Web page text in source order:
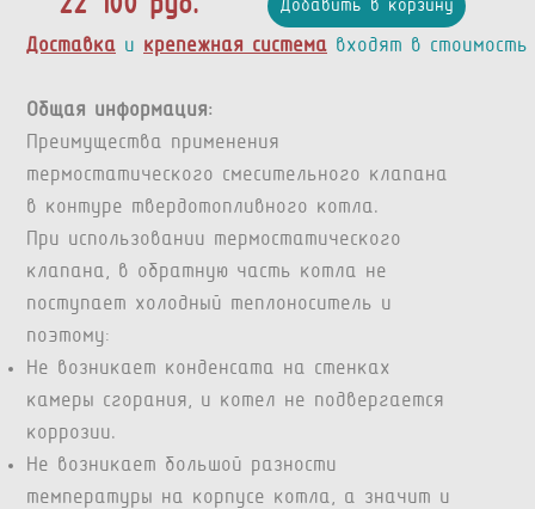
22 100 руб. Добавить в корзину
Доставка и крепежная система входят в стоимость
Общая информация:
Преимущества применения
термостатического смесительного клапана
в контуре твердотопливного котла.
При использовании термостатического
клапана, в обратную часть котла не
поступает холодный теплоноситель и
поэтому:
Не возникает конденсата на стенках
камеры сгорания, и котел не подвергается
коррозии.
Не возникает большой разности
температуры на корпусе котла, а значит и